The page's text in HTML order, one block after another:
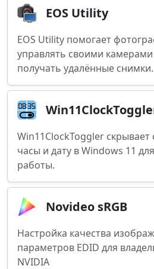
EOS Utility
EOS Utility помогает
управлять своими камерами
получать удалённые снимки.
Win11ClockToggler
часы и дату в Windows 11
работы.
Novideo sRGB
Настройка качества
параметров EDID для
NVIDIA